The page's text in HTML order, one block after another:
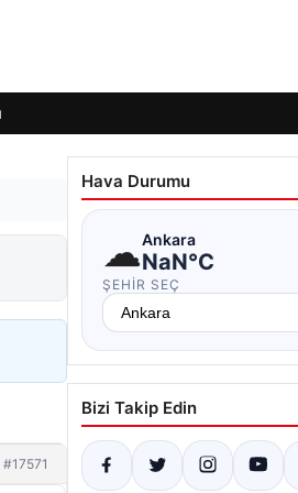
#17571
Hava Durumu
☁Ankara
NaN°C
ŞEHIR SEÇ
Bizi Takip Edin